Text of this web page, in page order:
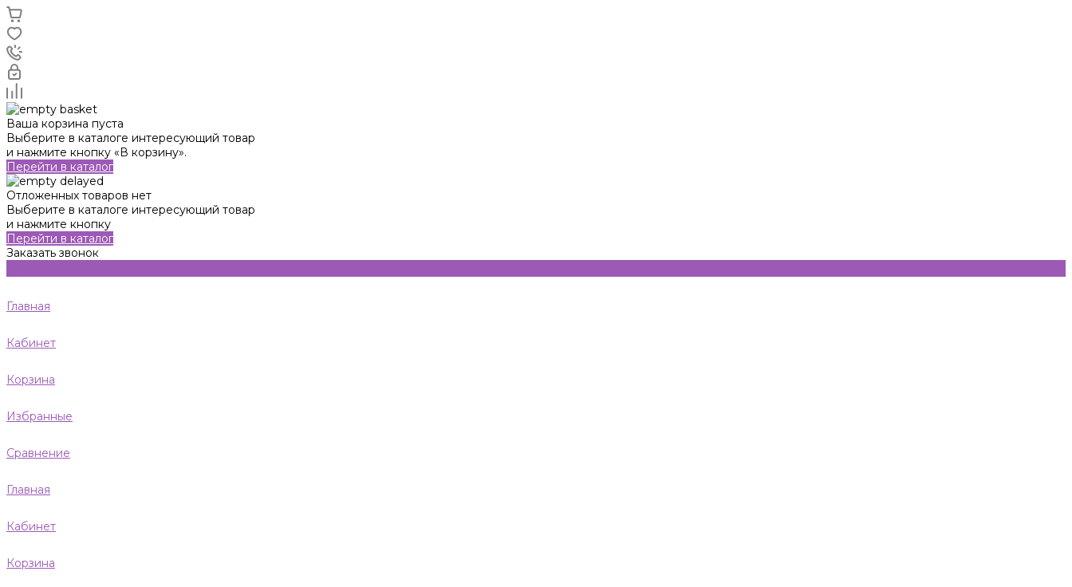
Ваша корзина пуста
Выберите в каталоге интересующий товар
и нажмите кнопку «В корзину».
Перейти в каталог
Отложенных товаров нет
Выберите в каталоге интересующий товар
и нажмите кнопку
Перейти в каталог
Заказать звонок
Главная
Кабинет
Корзина
Избранные
Сравнение
Главная
Кабинет
Корзина